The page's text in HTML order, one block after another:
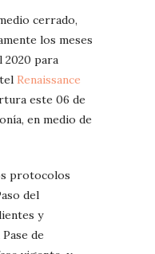
cerrado,
los meses
2020 para
Renaissance
este 06 de
en medio de
protocolos
del
y
de